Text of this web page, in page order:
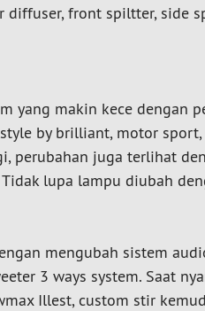
diffuser, front spiltter, side
yang makin kece dengan
by brilliant, motor sport,
perubahan juga terlihat
lupa lampu diubah
mengubah sistem
3 ways system. Saat
Illest, custom stir